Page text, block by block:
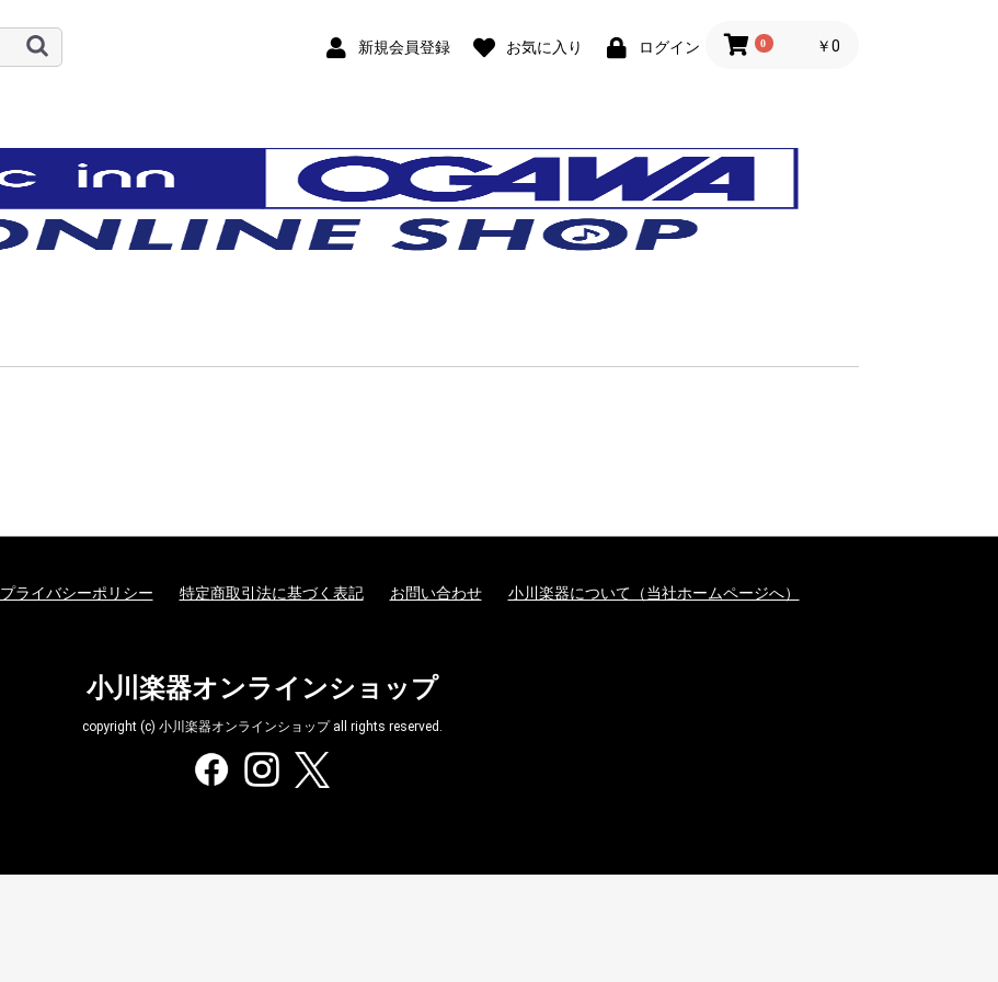
新規会員登録 お気に入り ログイン 0 ￥0
プライバシーポリシー 特定商取引法に基づく表記 お問い合わせ 小川楽器について（当社ホームページへ）
小川楽器オンラインショップ
copyright (c) 小川楽器オンラインショップ all rights reserved.